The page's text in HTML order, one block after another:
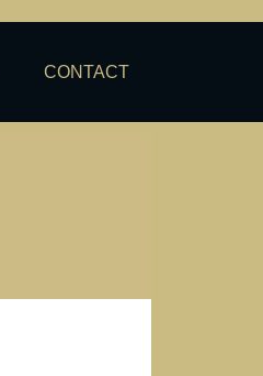
CONTACT